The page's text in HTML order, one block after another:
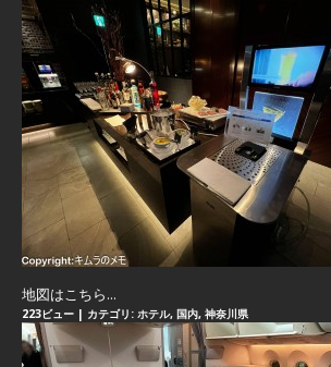
地図はこちら...
223ビュー | カテゴリ: ホテル, 国内, 神奈川県